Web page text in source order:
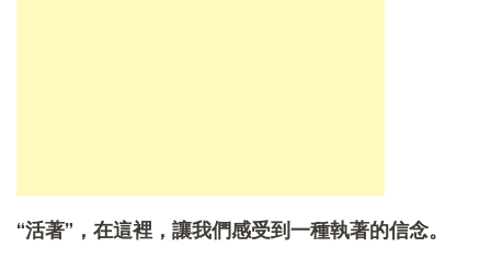
“活著”，在這裡，讓我們感受到一種執著的信念。